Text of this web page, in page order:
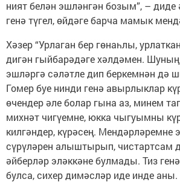
ният белән эшләнгән бозым”, – диде
генә түгел, өйдәге барча мамык
Хәзер “Урлаган бер гөнаһлы,
дигән гыйбарәдәге хәлдәмен.
эшләргә сәләтле дип беркемнән дә
Гомер буе нинди генә авырлыклар
өчендер әле болар гына аз, минем
михнәт чигүемне, юкка чыгуымны
килгәндер, күрәсең. Мендәрләремне
сүрүләрен алыштырып, чистартсам
әйберләр эләккәне булмады. Тиз
булса, сихер димәсләр иде инде